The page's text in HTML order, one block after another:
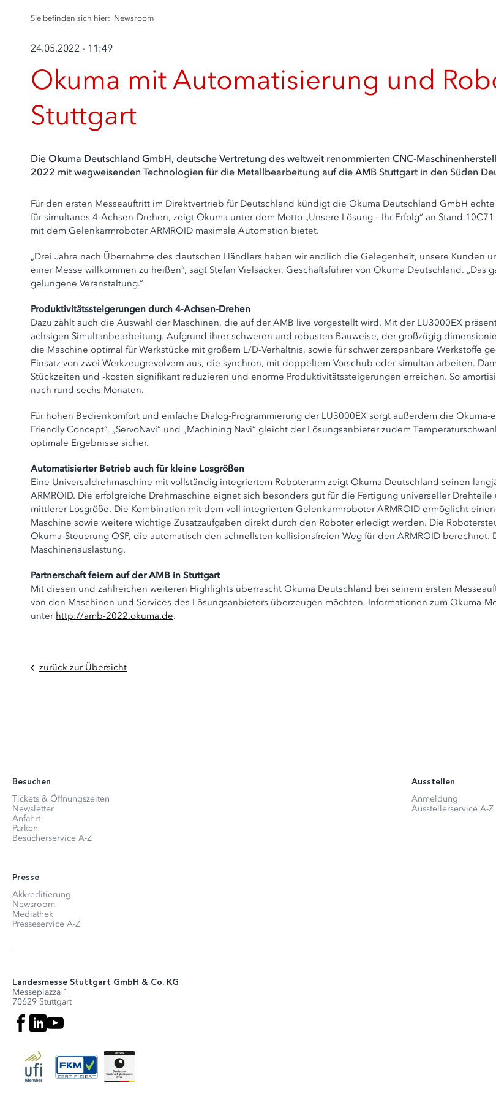
Sie befinden sich hier: Newsroom
24.05.2022 - 11:49
Okuma mit Automatisierung und
Stuttgart
Die Okuma Deutschland GmbH, deutsche Vertretung des weltweit renommierten CNC-
2022 mit wegweisenden Technologien für die Metallbearbeitung auf die AMB Stuttgart in den Süden
Für den ersten Messeauftritt im Direktvertrieb für Deutschland kündigt die Okuma Deutschland GmbH
für simultanes 4-Achsen-Drehen, zeigt Okuma unter dem Motto „Unsere Lösung – Ihr Erfolg“ an Stand
mit dem Gelenkarmroboter ARMROID maximale Automation bietet.
„Drei Jahre nach Übernahme des deutschen Händlers haben wir endlich die Gelegenheit, unsere Kunden
einer Messe willkommen zu heißen“, sagt Stefan Vielsäcker, Geschäftsführer von Okuma Deutschland.
gelungene Veranstaltung.“
Produktivitätssteigerungen durch 4-Achsen-Drehen
Dazu zählt auch die Auswahl der Maschinen, die auf der AMB live vorgestellt wird. Mit der LU3000EX
achsigen Simultanbearbeitung. Aufgrund ihrer schweren und robusten Bauweise, der großzügig
die Maschine optimal für Werkstücke mit großem L/D-Verhältnis, sowie für schwer zerspanbare Werkstoffe
Einsatz von zwei Werkzeugrevolvern aus, die synchron, mit doppeltem Vorschub oder simultan arbeiten.
Stückzeiten und -kosten signifikant reduzieren und enorme Produktivitätssteigerungen erreichen. So
nach rund sechs Monaten.
Für hohen Bedienkomfort und einfache Dialog-Programmierung der LU3000EX sorgt außerdem die
Friendly Concept“, „ServoNavi“ und „Machining Navi“ gleicht der Lösungsanbieter zudem
optimale Ergebnisse sicher.
Automatisierter Betrieb auch für kleine Losgrößen
Eine Universaldrehmaschine mit vollständig integriertem Roboterarm zeigt Okuma Deutschland seinen
ARMROID. Die erfolgreiche Drehmaschine eignet sich besonders gut für die Fertigung universeller
mittlerer Losgröße. Die Kombination mit dem voll integrierten Gelenkarmroboter ARMROID ermöglicht
Maschine sowie weitere wichtige Zusatzaufgaben direkt durch den Roboter erledigt werden. Die
Okuma-Steuerung OSP, die automatisch den schnellsten kollisionsfreien Weg für den ARMROID
Maschinenauslastung.
Partnerschaft feiern auf der AMB in Stuttgart
Mit diesen und zahlreichen weiteren Highlights überrascht Okuma Deutschland bei seinem ersten
von den Maschinen und Services des Lösungsanbieters überzeugen möchten. Informationen zum Okuma-
unter http://amb-2022.okuma.de.
zurück zur Übersicht
Besuchen
Tickets & Öffnungszeiten
Newsletter
Anfahrt
Parken
Besucherservice A-Z
Ausstellen
Anmeldung
Ausstellerservice A-Z
Presse
Akkreditierung
Newsroom
Mediathek
Presseservice A-Z
Landesmesse Stuttgart GmbH & Co. KG
Messepiazza 1
70629 Stuttgart